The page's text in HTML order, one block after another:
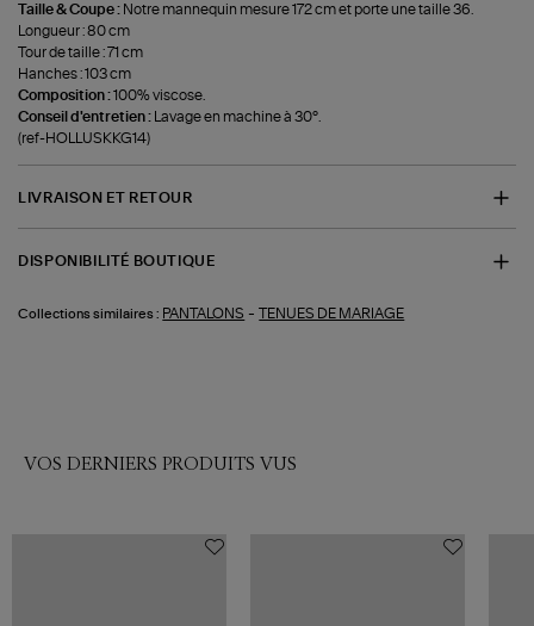
Taille & Coupe : Notre mannequin mesure 172 cm et porte une taille 36.
Longueur : 80 cm
Tour de taille : 71 cm
Hanches : 103 cm
Composition :100% viscose.
Conseil d'entretien :
Lavage en machine à 30°.
(ref-HOLLUSKKG14)
LIVRAISON ET RETOUR
DISPONIBILITÉ BOUTIQUE
Collections similaires : PANTALONS -TENUES DE MARIAGE
VOS DERNIERS PRODUITS VUS